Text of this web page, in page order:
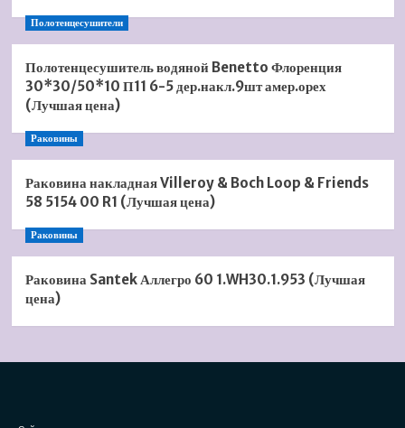
Полотенцесушители
Полотенцесушитель водяной Benetto Флоренция
30*30/50*10 П11 6-5 дер.накл.9шт амер.орех
(Лучшая цена)
Раковины
Раковина накладная Villeroy & Boch Loop & Friends
58 5154 00 R1 (Лучшая цена)
Раковины
Раковина Santek Аллегро 60 1.WH30.1.953 (Лучшая
цена)